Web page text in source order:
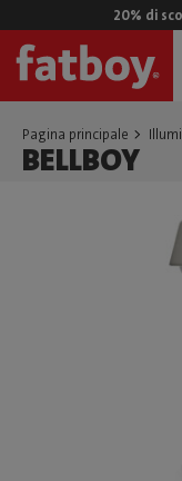
20% di
Pagina principale
BELLBOY